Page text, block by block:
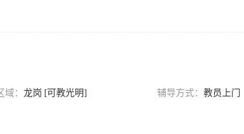
域： 龙岗 [可教光明] 辅导方式： 教员上门